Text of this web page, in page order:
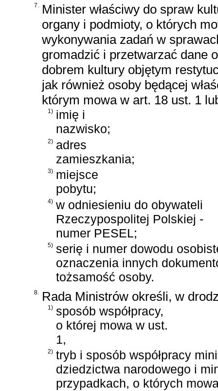
7. Minister właściwy do spraw
organy i podmioty, o których
wykonywania zadań w
gromadzić i przetwarzać dane
dobrem kultury objętym
jak również osoby będącej
którym mowa w art. 18 ust. 1
1) imię i
nazwisko;
2) adres
zamieszkania;
3) miejsce
pobytu;
4) w odniesieniu do obywateli
Rzeczypospolitej Polskiej -
numer PESEL;
5) serię i numer dowodu
oznaczenia innych
tożsamość osoby.
8. Rada Ministrów określi, w
1) sposób współpracy,
o której mowa w ust.
1,
2) tryb i sposób współpracy
dziedzictwa narodowego i
przypadkach, o których